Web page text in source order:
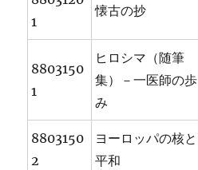
1
懐古の抄
8803150
1
ヒロシマ（随筆
集）－一医師の歩
み
8803150
2
ヨーロッパの核と
平和